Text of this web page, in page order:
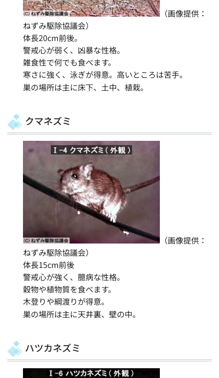
（画像提供：
ねずみ駆除協議会）
体長20cm前後。
警戒心が弱く、凶暴な性格。
雑食性で何でも食べます。
寒さに強く、泳ぎが得意。高いところは苦手。
巣の場所は主に床下、土中、植栽。
クマネズミ
（画像提供：
ねずみ駆除協議会）
体長15cm前後
警戒心が強く、臆病な性格。
穀物や植物質を食べます。
木登りや綱渡りが得意。
巣の場所は主に天井裏、壁の中。
ハツカネズミ